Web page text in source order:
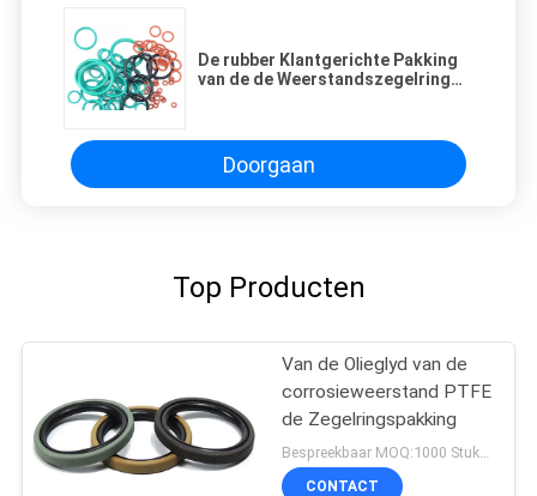
De rubber Klantgerichte Pakking
van de de Weerstandszegelring
Doorgaan
Top Producten
Van de Olieglyd van de
corrosieweerstand PTFE
de Zegelringspakking
CONTACT